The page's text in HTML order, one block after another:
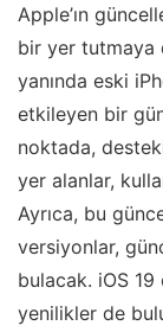
Apple’ın
bir yer tutmaya
yanında eski
etkileyen bir
noktada,
yer alanlar,
Ayrıca, bu
versiyonlar,
bulacak. iOS
yenilikler de